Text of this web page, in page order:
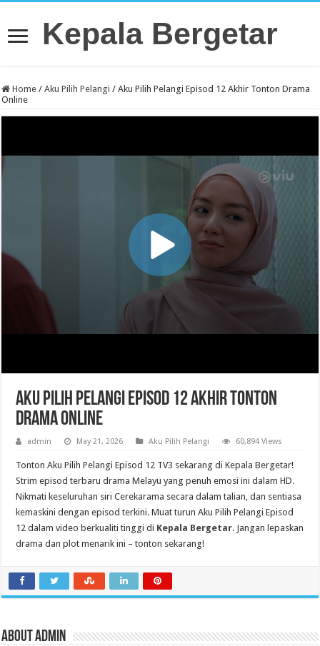
Kepala Bergetar
Home / Aku Pilih Pelangi / Aku Pilih Pelangi Episod 12 Akhir Tonton Drama
Online
Aku Pilih Pelangi Episod 12 Akhir Tonton
Drama Online
admin May 21, 2026 Aku Pilih Pelangi 60,894 Views
Tonton Aku Pilih Pelangi Episod 12 TV3 sekarang di Kepala Bergetar!
Strim episod terbaru drama Melayu yang penuh emosi ini dalam HD.
Nikmati keseluruhan siri Cerekarama secara dalam talian, dan sentiasa
kemaskini dengan episod terkini. Muat turun Aku Pilih Pelangi Episod
12 dalam video berkualiti tinggi di Kepala Bergetar. Jangan lepaskan
drama dan plot menarik ini – tonton sekarang!
About admin